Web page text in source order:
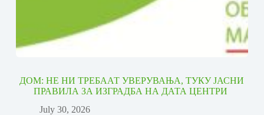
ДОМ: НЕ НИ ТРЕБААТ УВЕРУВАЊА, ТУКУ ЈАСНИ
ПРАВИЛА ЗА ИЗГРАДБА НА ДАТА ЦЕНТРИ
July 30, 2026